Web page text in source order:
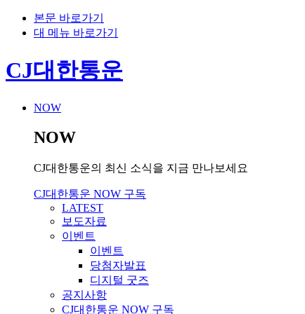
본문 바로가기
대 메뉴 바로가기
CJ대한통운
NOW
NOW
CJ대한통운의 최신 소식을 지금 만나보세요
CJ대한통운 NOW 구독
LATEST
보도자료
이벤트
이벤트
당첨자발표
디지털 굿즈
공지사항
CJ대한통운 NOW 구독